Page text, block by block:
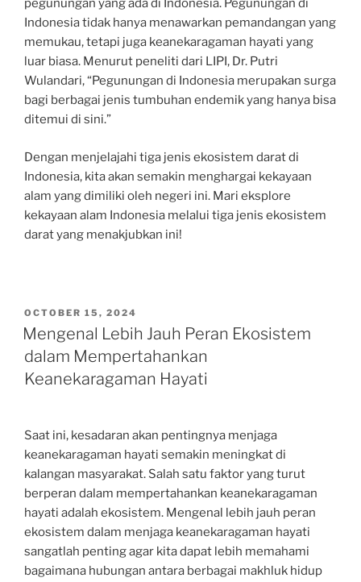
pegunungan yang ada di Indonesia. Pegunungan di
Indonesia tidak hanya menawarkan pemandangan yang
memukau, tetapi juga keanekaragaman hayati yang
luar biasa. Menurut peneliti dari LIPI, Dr. Putri
Wulandari, “Pegunungan di Indonesia merupakan surga
bagi berbagai jenis tumbuhan endemik yang hanya bisa
ditemui di sini.”
Dengan menjelajahi tiga jenis ekosistem darat di
Indonesia, kita akan semakin menghargai kekayaan
alam yang dimiliki oleh negeri ini. Mari eksplore
kekayaan alam Indonesia melalui tiga jenis ekosistem
darat yang menakjubkan ini!
POSTED
ON
OCTOBER 15, 2024
Mengenal Lebih Jauh Peran Ekosistem
dalam Mempertahankan
Keanekaragaman Hayati
Saat ini, kesadaran akan pentingnya menjaga
keanekaragaman hayati semakin meningkat di
kalangan masyarakat. Salah satu faktor yang turut
berperan dalam mempertahankan keanekaragaman
hayati adalah ekosistem. Mengenal lebih jauh peran
ekosistem dalam menjaga keanekaragaman hayati
sangatlah penting agar kita dapat lebih memahami
bagaimana hubungan antara berbagai makhluk hidup